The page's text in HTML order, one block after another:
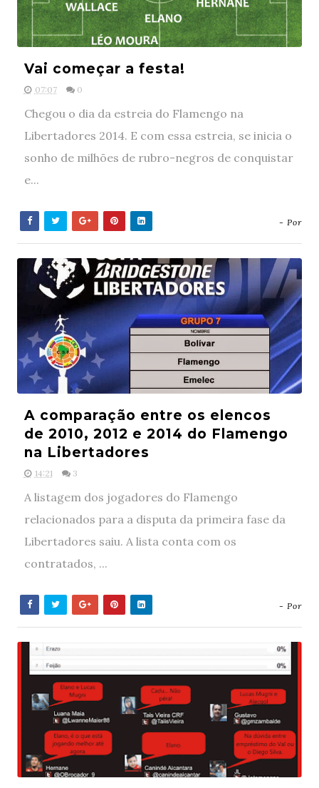
Vai começar a festa!
07:07 0
Chegou o dia da estreia do Flamengo na
Libertadores 2014. E com essa estreia, se inicia o
sonho de milhões de rubro-negros de conquistar
e...
- Por
A comparação entre os elencos
de 2010, 2012 e 2014 do Flamengo
na Libertadores
14:21 3
A listagem dos jogadores do Flamengo
relacionados para a disputa da primeira fase da
Libertadores saiu. A lista conta com os
contratados, ...
- Por